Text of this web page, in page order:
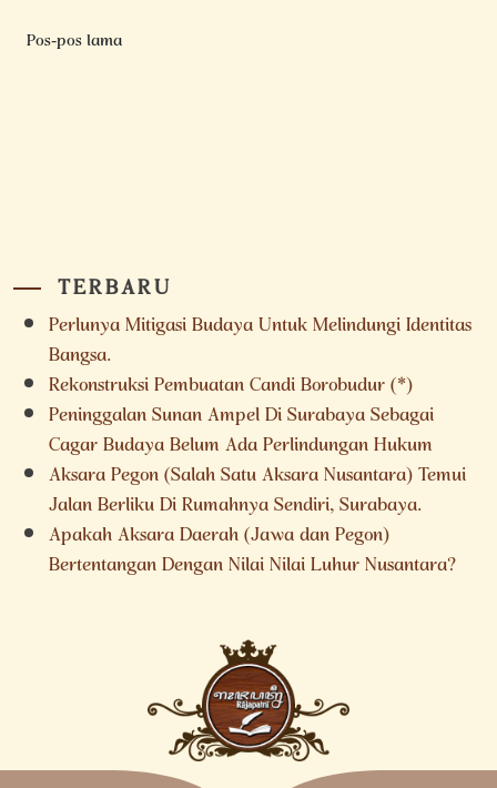
Navigasi
Pos-pos lama
TERBARU
Perlunya Mitigasi Budaya Untuk Melindungi Identitas
Bangsa.
Rekonstruksi Pembuatan Candi Borobudur (*)
Peninggalan Sunan Ampel Di Surabaya Sebagai
Cagar Budaya Belum Ada Perlindungan Hukum
Aksara Pegon (Salah Satu Aksara Nusantara) Temui
Jalan Berliku Di Rumahnya Sendiri, Surabaya.
Apakah Aksara Daerah (Jawa dan Pegon)
Bertentangan Dengan Nilai Nilai Luhur Nusantara?